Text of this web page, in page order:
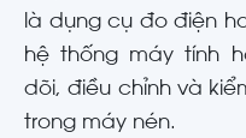
là dụng cụ đo điện
hệ thống máy tính
dõi, điều chỉnh và
trong máy nén.